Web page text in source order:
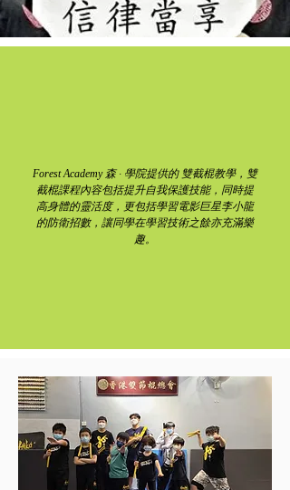
Forest Academy 森 · 學院提供的 雙截棍教學，雙
截棍課程內容包括提升自我保護技能，同時提
高身體的靈活度，更包括學習電影巨星李小龍
的防衛招數，讓同學在學習技術之餘亦充滿樂
趣。